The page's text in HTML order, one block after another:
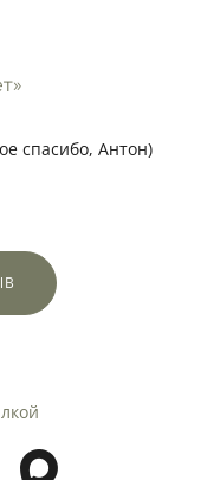
спасибо, Антон)